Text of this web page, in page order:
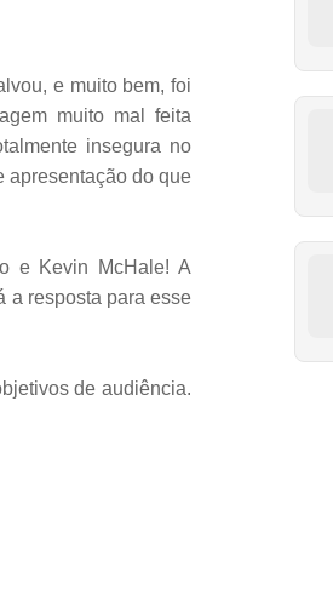
e muito bem, foi
muito mal feita
insegura no
apresentação do que
e Kevin McHale! A
a resposta para esse
de audiência.